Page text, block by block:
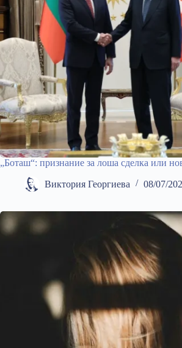
„Боташ“: признание за лоша сделка или
Виктория Георгиева 08/07/